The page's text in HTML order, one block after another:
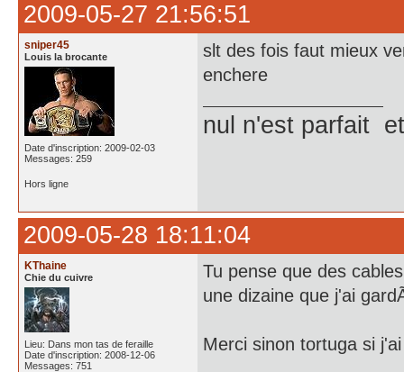
2009-05-27 21:56:51
sniper45
Louis la brocante
Date d'inscription: 2009-02-03
Messages: 259
slt des fois faut mieux
enchere
nul n'est parfait
Hors ligne
2009-05-28 18:11:04
KThaine
Chie du cuivre
Lieu: Dans mon tas de feraille
Date d'inscription: 2008-12-06
Messages: 751
Tu pense que des
une dizaine que j'ai
Merci sinon tortuga si